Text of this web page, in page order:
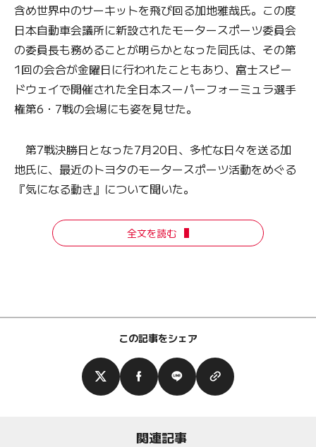
含め世界中のサーキットを飛び回る加地雅哉氏。この度
日本自動車会議所に新設されたモータースポーツ委員会
の委員長も務めることが明らかとなった同氏は、その第
1回の会合が金曜日に行われたこともあり、富士スピー
ドウェイで開催された全日本スーパーフォーミュラ選手
権第6・7戦の会場にも姿を見せた。
第7戦決勝日となった7月20日、多忙な日々を送る加
地氏に、最近のトヨタのモータースポーツ活動をめぐる
『気になる動き』について聞いた。
全文を読む
この記事をシェア
関連記事